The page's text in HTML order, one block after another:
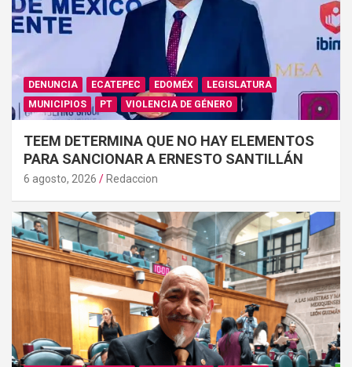
DENUNCIA ECATEPEC EDOMÉX
LEGISLATURA
MUNICIPIOS
PT VIOLENCIA DE GÉNERO
TEEM DETERMINA QUE NO HAY ELEMENTOS
PARA SANCIONAR A ERNESTO SANTILLÁN
6 agosto, 2026 Redaccion